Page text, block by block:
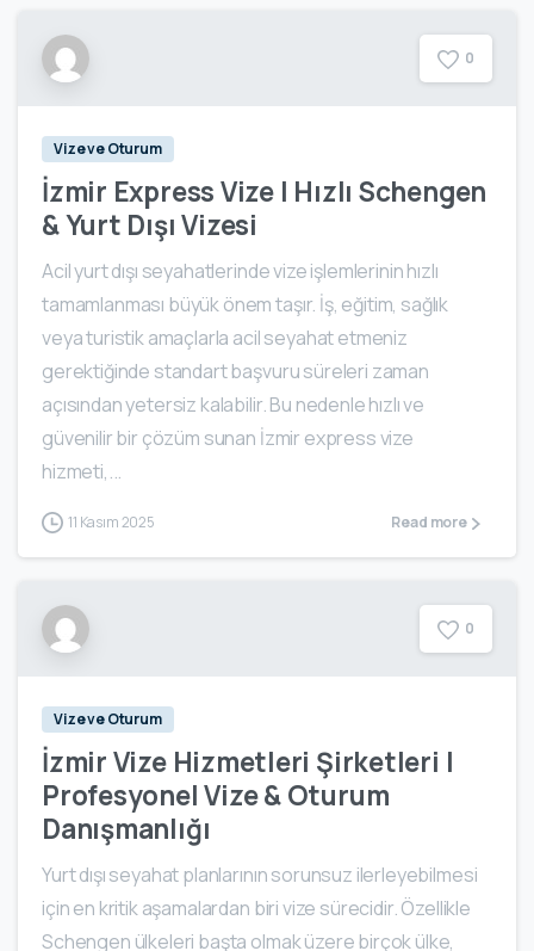
0
Vize ve Oturum
İzmir Express Vize | Hızlı Schengen
& Yurt Dışı Vizesi
Acil yurt dışı seyahatlerinde vize işlemlerinin hızlı
tamamlanması büyük önem taşır. İş, eğitim, sağlık
veya turistik amaçlarla acil seyahat etmeniz
gerektiğinde standart başvuru süreleri zaman
açısından yetersiz kalabilir. Bu nedenle hızlı ve
güvenilir bir çözüm sunan İzmir express vize
hizmeti,...
11 Kasım 2025 Read more
0
Vize ve Oturum
İzmir Vize Hizmetleri Şirketleri |
Profesyonel Vize & Oturum
Danışmanlığı
Yurt dışı seyahat planlarının sorunsuz ilerleyebilmesi
için en kritik aşamalardan biri vize sürecidir. Özellikle
Schengen ülkeleri başta olmak üzere birçok ülke,